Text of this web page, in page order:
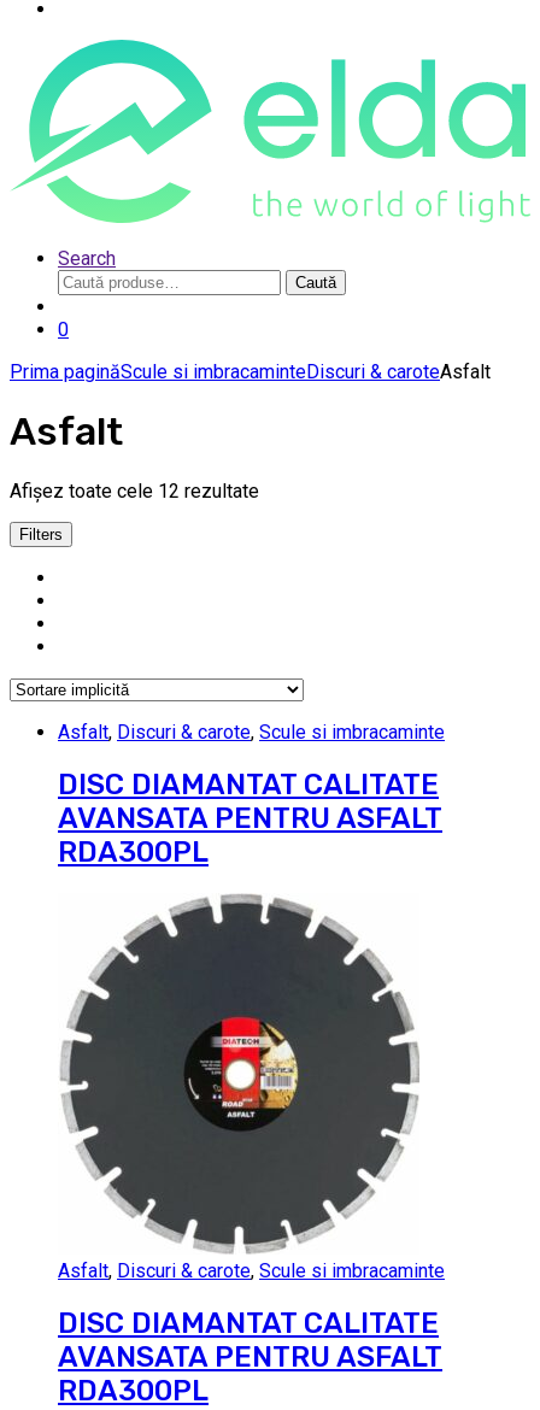
Search
Caută
după:
Caută
0
Prima paginăScule si imbracaminteDiscuri & caroteAsfalt
Asfalt
Afișez toate cele 12 rezultate
Filters
Asfalt, Discuri & carote, Scule si imbracaminte
DISC DIAMANTAT CALITATE
AVANSATA PENTRU ASFALT
RDA300PL
Asfalt, Discuri & carote, Scule si imbracaminte
DISC DIAMANTAT CALITATE
AVANSATA PENTRU ASFALT
RDA300PL